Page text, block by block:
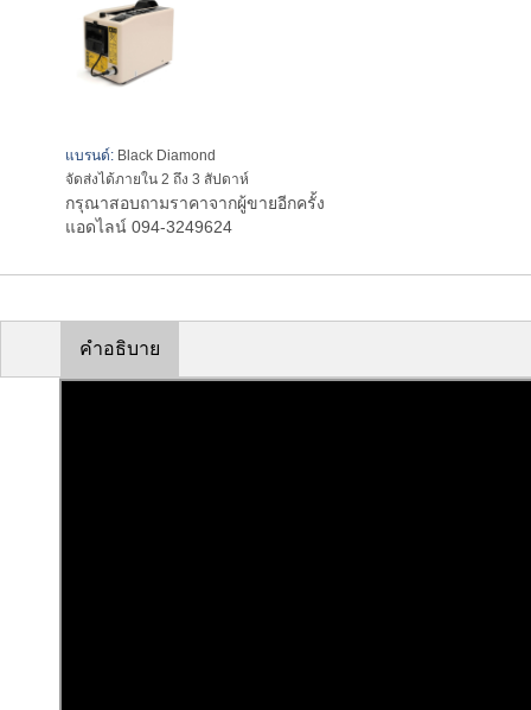
แบรนด์: Black Diamond
จัดส่งได้ภายใน 2 ถึง 3 สัปดาห์
กรุณาสอบถามราคาจากผู้ขายอีกครั้ง
แอดไลน์ 094-3249624
คำอธิบาย